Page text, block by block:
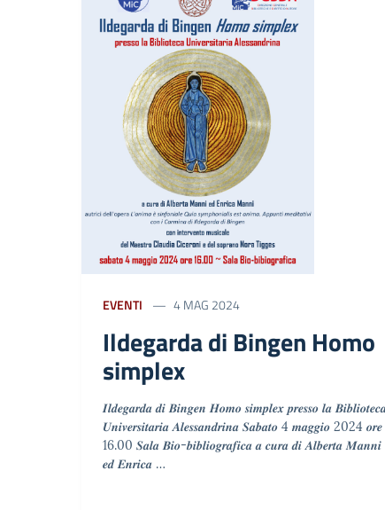
EVENTI 4 MAG 2024
Ildegarda di Bingen Homo
simplex
𝑰𝒍𝒅𝒆𝒈𝒂𝒓𝒅𝒂 𝒅𝒊 𝑩𝒊𝒏𝒈𝒆𝒏 𝑯𝒐𝒎𝒐 𝒔𝒊𝒎𝒑𝒍𝒆𝒙 𝒑𝒓𝒆𝒔𝒔𝒐 𝒍𝒂
𝑼𝒏𝒊𝒗𝒆𝒓𝒔𝒊𝒕𝒂𝒓𝒊𝒂 𝑨𝒍𝒆𝒔𝒔𝒂𝒏𝒅𝒓𝒊𝒏𝒂 𝑺𝒂𝒃𝒂𝒕𝒐 4 𝒎𝒂𝒈𝒈𝒊𝒐 2024 𝒐𝒓𝒆
16.00 𝑺𝒂𝒍𝒂 𝑩𝒊𝒐-𝒃𝒊𝒃𝒍𝒊𝒐𝒈𝒓𝒂𝒇𝒊𝒄𝒂 𝒂 𝒄𝒖𝒓𝒂 𝒅𝒊 𝑨𝒍𝒃𝒆𝒓𝒕𝒂 𝑴𝒂𝒏𝒏𝒊
𝒆𝒅 𝑬𝒏𝒓𝒊𝒄𝒂 …